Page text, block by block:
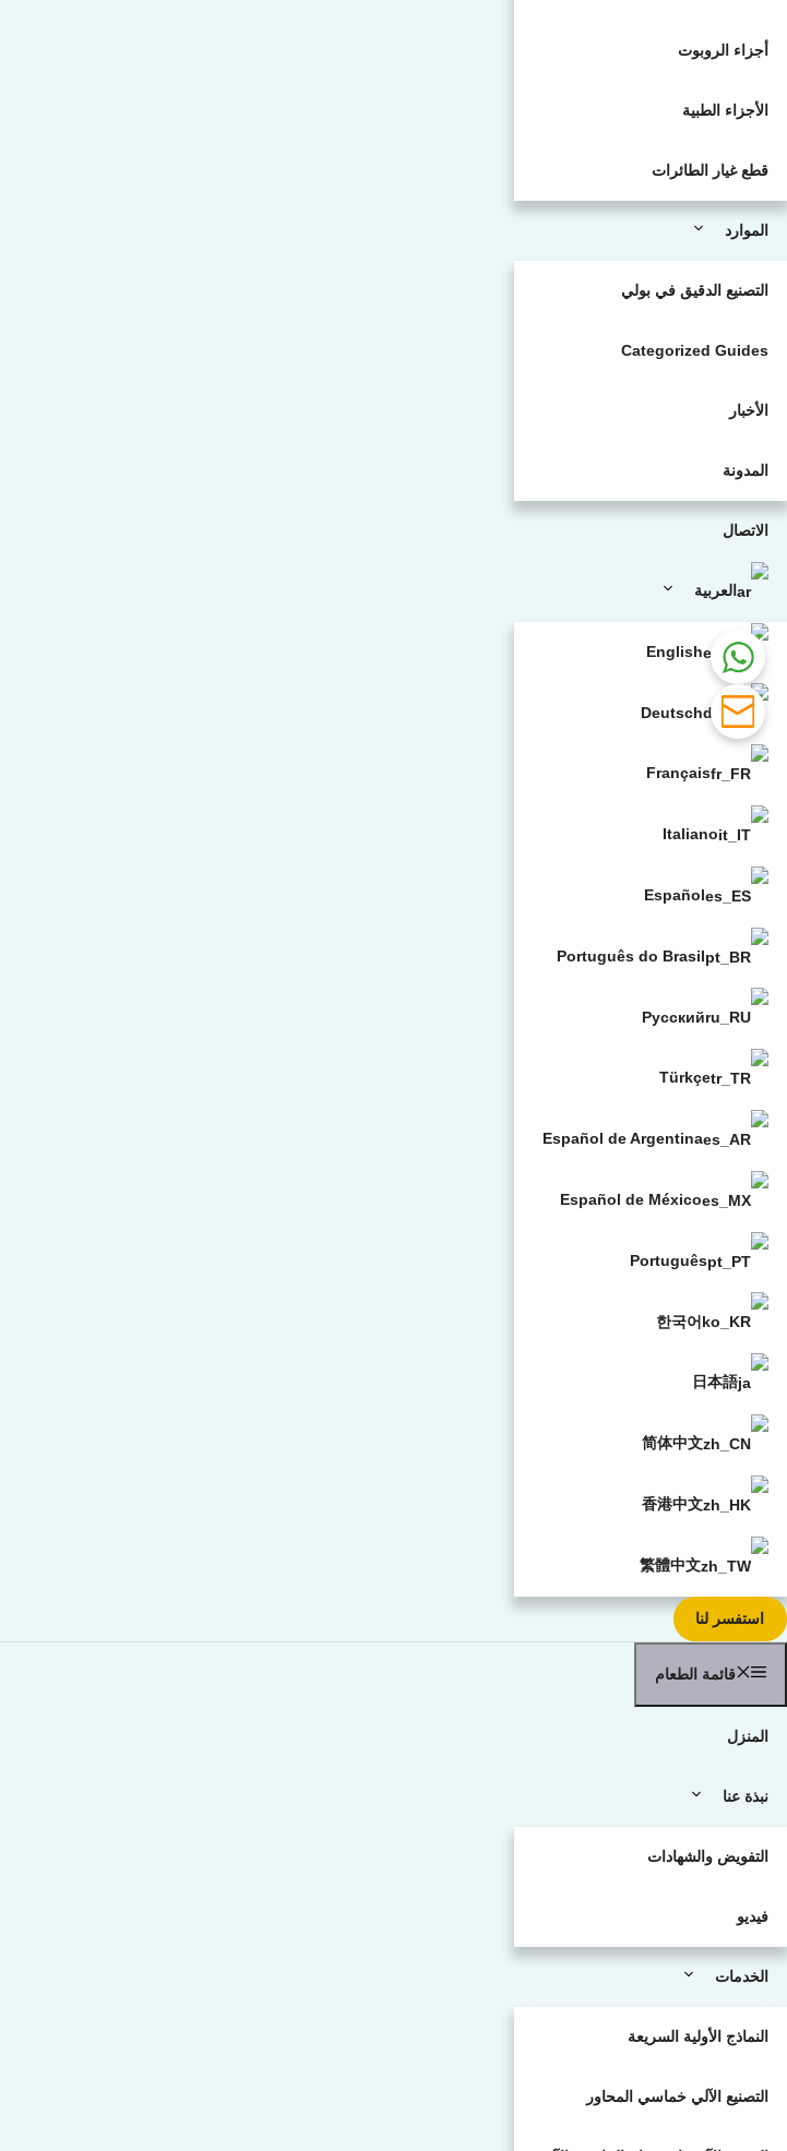
أجزاء الروبوت
الأجزاء الطبية
قطع غيار الطائرات
الموارد
التصنيع الدقيق في بولي
Categorized Guides
الأخبار
المدونة
الاتصال
العربية
English
Deutsch
Français
Italiano
Español
Português do Brasil
Русский
Türkçe
Español de Argentina
Español de México
Português
한국어
日本語
简体中文
香港中文
繁體中文
استفسر لنا
قائمة الطعام
المنزل
نبذة عنا
التفويض والشهادات
فيديو
الخدمات
النماذج الأولية السريعة
التصنيع الآلي خماسي المحاور